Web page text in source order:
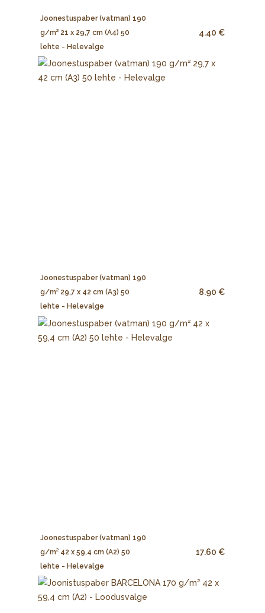
Joonestuspaber (vatman) 190
g/m² 21 x 29,7 cm (A4) 50
lehte - Helevalge
4.40 €
Joonestuspaber (vatman) 190
g/m² 29,7 x 42 cm (A3) 50
lehte - Helevalge
8.90 €
Joonestuspaber (vatman) 190
g/m² 42 x 59,4 cm (A2) 50
lehte - Helevalge
17.60 €